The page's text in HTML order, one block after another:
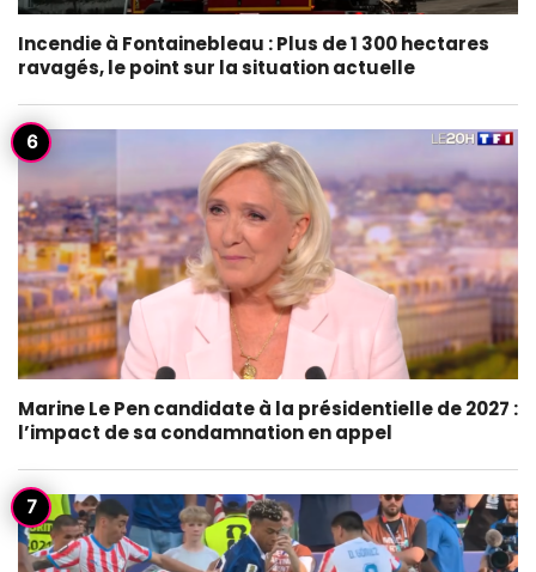
Incendie à Fontainebleau : Plus de 1 300 hectares
ravagés, le point sur la situation actuelle
Marine Le Pen candidate à la présidentielle de 2027 :
l’impact de sa condamnation en appel